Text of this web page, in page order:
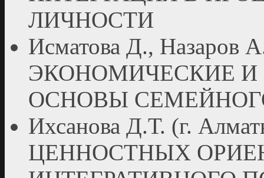
ЛИЧНОСТИ
Исматова Д.,
ЭКОНОМИЧЕСКИЕ
ОСНОВЫ
Ихсанова Д.Т. (г.
ЦЕННОСТНЫХ